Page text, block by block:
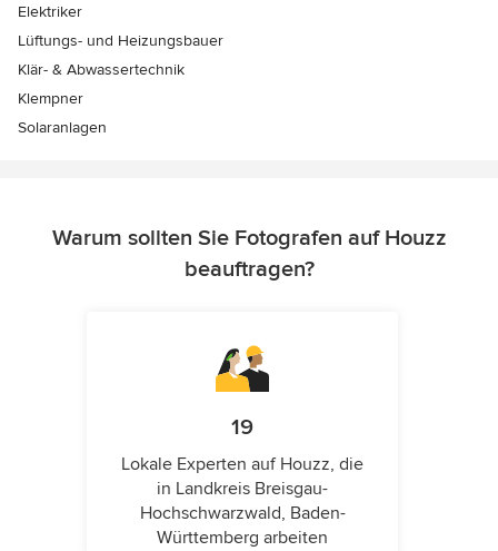
Elektriker
Lüftungs- und Heizungsbauer
Klär- & Abwassertechnik
Klempner
Solaranlagen
Warum sollten Sie Fotografen auf Houzz
beauftragen?
19
Lokale Experten auf Houzz, die
in Landkreis Breisgau-
Hochschwarzwald, Baden-
Württemberg arbeiten